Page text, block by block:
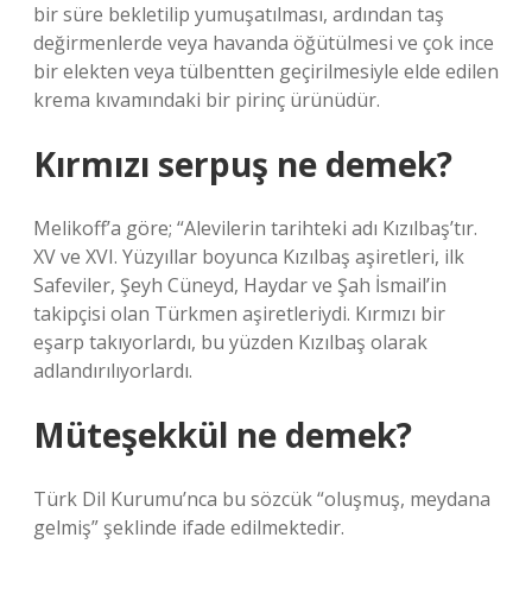
bir süre bekletilip yumuşatılması, ardından taş
değirmenlerde veya havanda öğütülmesi ve çok ince
bir elekten veya tülbentten geçirilmesiyle elde edilen
krema kıvamındaki bir pirinç ürünüdür.
Kırmızı serpuş ne demek?
Melikoff’a göre; “Alevilerin tarihteki adı Kızılbaş’tır.
XV ve XVI. Yüzyıllar boyunca Kızılbaş aşiretleri, ilk
Safeviler, Şeyh Cüneyd, Haydar ve Şah İsmail’in
takipçisi olan Türkmen aşiretleriydi. Kırmızı bir
eşarp takıyorlardı, bu yüzden Kızılbaş olarak
adlandırılıyorlardı.
Müteşekkül ne demek?
Türk Dil Kurumu’nca bu sözcük “oluşmuş, meydana
gelmiş” şeklinde ifade edilmektedir.